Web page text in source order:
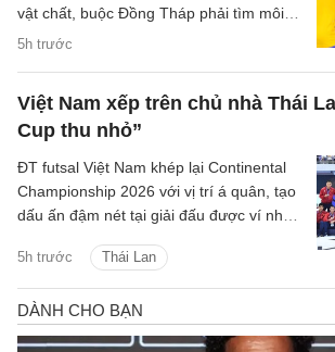
5h trước
vật chất, buộc Đồng Tháp phải tìm môi
trường phù hợp hơn để duy trì hoạt
Việt Nam xếp trên chủ nhà Thái
Cup thu nhỏ”
5h trước Thái Lan
ĐT futsal Việt Nam khép lại Continental
Championship 2026 với vị trí á quân, tạo
dấu ấn đậm nét tại giải đấu được ví như